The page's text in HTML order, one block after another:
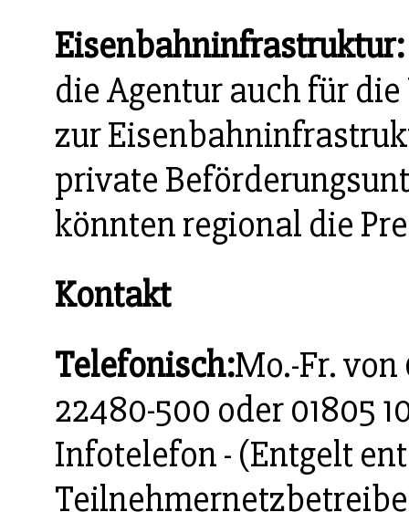
Eisenbahninfrastruktur:
die Agentur auch für
zur
private
könnten regional die
Kontakt
Telefonisch:Mo.-Fr.
22480-500 oder 01805
Infotelefon - (Entgelt